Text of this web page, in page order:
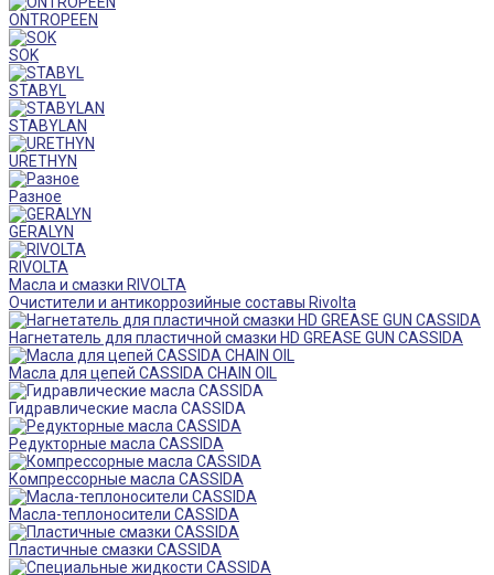
ONTROPEEN
SOK
STABYL
STABYLAN
URETHYN
Разное
GERALYN
RIVOLTA
Масла и смазки RIVOLTA
Очистители и антикоррозийные составы Rivolta
Нагнетатель для пластичной смазки HD GREASE GUN CASSIDA
Масла для цепей CASSIDA CHAIN OIL
Гидравлические масла CASSIDA
Редукторные масла CASSIDA
Компрессорные масла CASSIDA
Масла-теплоносители CASSIDA
Пластичные смазки CASSIDA